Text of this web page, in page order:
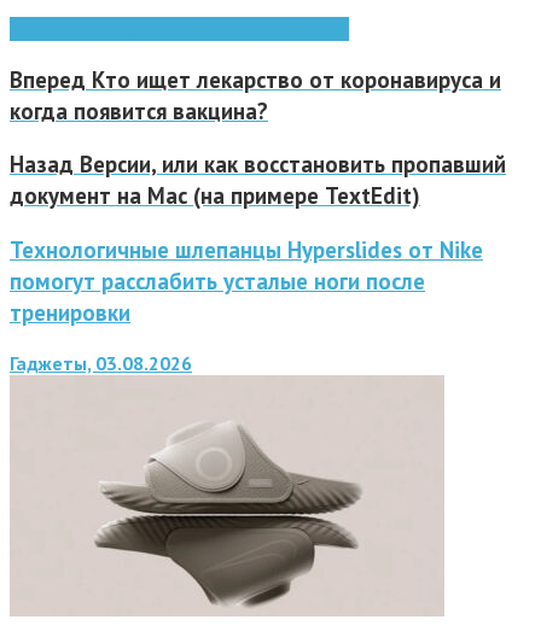
Вперед Кто ищет лекарство от коронавируса и
когда появится вакцина?
Назад Версии, или как восстановить пропавший
документ на Mac (на примере TextEdit)
Технологичные шлепанцы Hyperslides от Nike
помогут расслабить усталые ноги после
тренировки
Гаджеты, 03.08.2026